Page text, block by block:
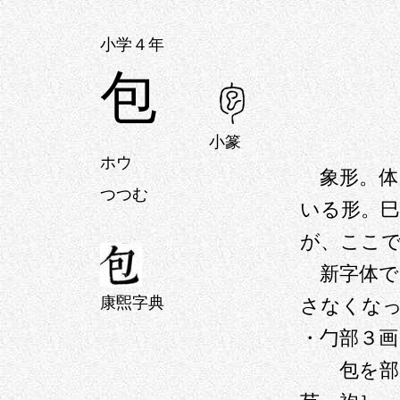
小学４年
包
ホウ
つつむ
康煕字典
小篆
象形。体
いる形。
が、ここ
新字体で
さなくな
・勹部３
包を部